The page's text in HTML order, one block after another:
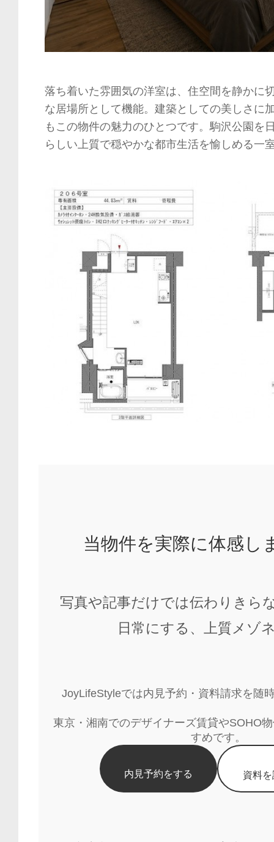
落ち着いた雰囲気の洋室は、住空間を静かに
な居場所として機能。建築としての美しさに
もこの物件の魅力のひとつです。駒沢公園を
らしい上質で穏やかな都市生活を愉しめる一
当物件を実際に体感し
写真や記事だけでは伝わりきら
日常にする、上質メゾ
JoyLifeStyleでは内見予約・資料請求を随
東京・湘南でのデザイナーズ賃貸やSOHO
すめです。
内見予約をする 資料